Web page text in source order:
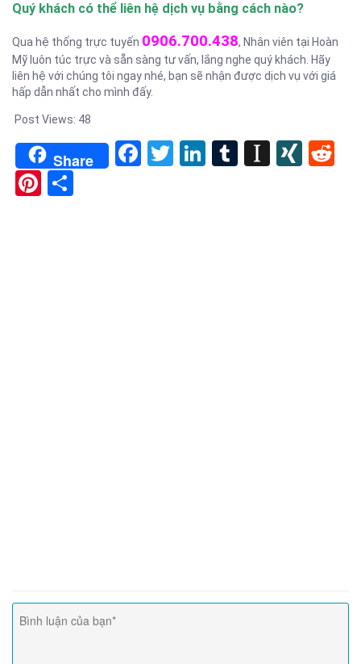
Quý khách có thể liên hệ dịch vụ bằng cách nào?
Qua hệ thống trực tuyến 0906.700.438, Nhân viên tại Hoàn
Mỹ luôn túc trực và sẵn sàng tư vấn, lắng nghe quý khách. Hãy
liên hệ với chúng tôi ngay nhé, bạn sẽ nhận được dịch vụ với giá
hấp dẫn nhất cho mình đấy.
Post Views: 48
Share Facebook
TwitterLinkedIn
Tumblr
Pinterest